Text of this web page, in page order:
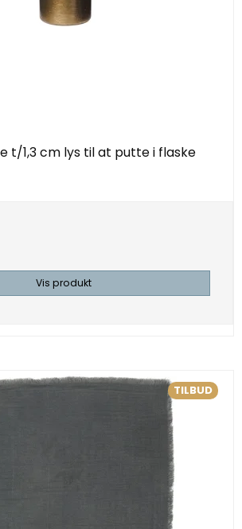
t/1,3 cm lys til at putte i flaske
Vis produkt
TILBUD